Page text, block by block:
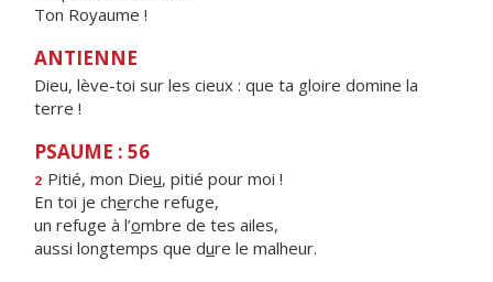
Ton Royaume !
ANTIENNE
Dieu, lève-toi sur les cieux : que ta gloire domine la
terre !
PSAUME : 56
2 Pitié, mon Dieu, pitié pour moi !
En toi je cherche refuge,
un refuge à l’ombre de tes ailes,
aussi longtemps que dure le malheur.